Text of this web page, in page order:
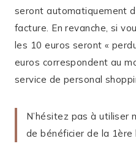
seront automatiquement
facture. En revanche, si
les 10 euros seront «
euros correspondent au
service de personal
N’hésitez pas à utiliser
de bénéficier de la